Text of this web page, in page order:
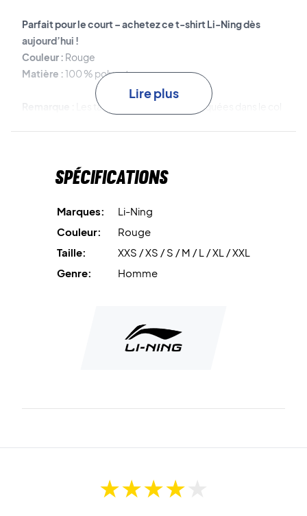
Parfait pour le court – achetez ce t-shirt Li-Ning dès
aujourd’hui !
Couleur : Rouge
Matière :100 % polyester
Les tailles asiatiques sont indiquées dans le col
XXL = XL
Lire plus
Spécifications
Marques:
Li-Ning
Couleur:
Rouge
Taille:
XXS / XS / S / M / L / XL / XXL
Genre:
Homme